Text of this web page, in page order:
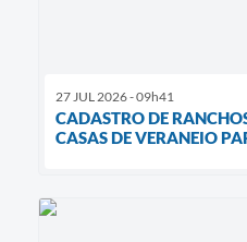
27 JUL 2026 - 09h41
CADASTRO DE
CASAS DE VERANEIO